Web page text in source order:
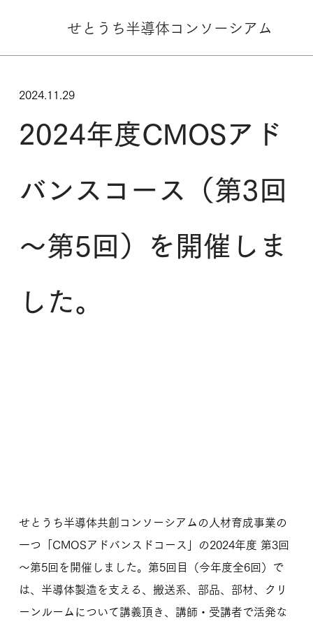
せとうち半導体コンソーシアム
2024年度CMOSアド
バンスコース（第3回
～第5回）を開催しま
した。
2024.11.29
せとうち半導体共創コンソーシアムの人材育成事業の
一つ「CMOSアドバンスドコース」の2024年度 第3回
～第5回を開催しました。第5回目（今年度全6回）で
は、半導体製造を支える、搬送系、部品、部材、クリ
ーンルームについて講義頂き、講師・受講者で活発な